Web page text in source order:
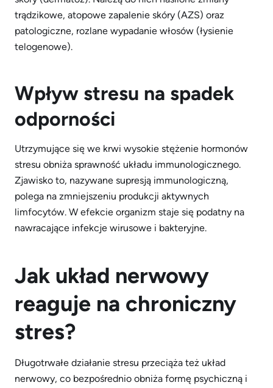
trądzikowe, atopowe zapalenie skóry (AZS) oraz
patologiczne, rozlane wypadanie włosów (łysienie
telogenowe).
Wpływ stresu na spadek
odporności
Utrzymujące się we krwi wysokie stężenie hormonów
stresu obniża sprawność układu immunologicznego.
Zjawisko to, nazywane supresją immunologiczną,
polega na zmniejszeniu produkcji aktywnych
limfocytów. W efekcie organizm staje się podatny na
nawracające infekcje wirusowe i bakteryjne.
Jak układ nerwowy
reaguje na chroniczny
stres?
Długotrwałe działanie stresu przeciąża też układ
nerwowy, co bezpośrednio obniża formę psychiczną i